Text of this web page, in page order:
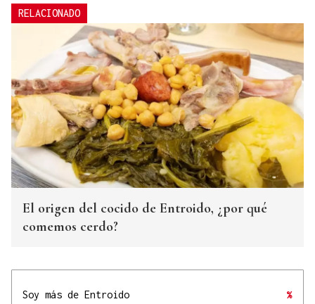
RELACIONADO
El origen del cocido de Entroido, ¿por qué
comemos cerdo?
Soy más de Entroido %